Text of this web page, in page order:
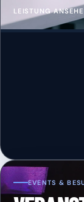
LEISTUNG
EVENTS &